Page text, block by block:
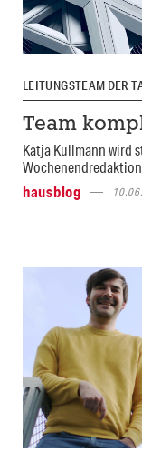
LEITUNGSTEAM DER
Team
Katja Kullmann wird
hausblog